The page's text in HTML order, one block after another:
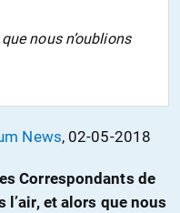
nous n’oublions
News, 02-05-2018
Correspondants de
l’air, et alors que nous